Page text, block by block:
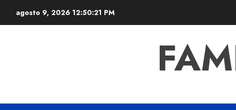
agosto 9, 2026 12:50:22 PM